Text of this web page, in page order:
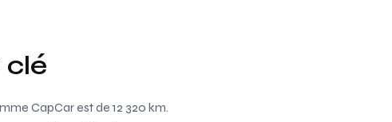
CapCar est de 12 320 km.